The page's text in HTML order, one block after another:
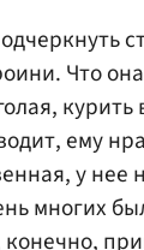
Что
курить
ему
у нее
многих
конечно,